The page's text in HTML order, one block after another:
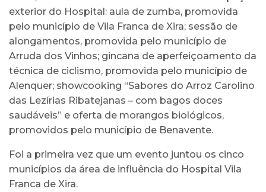
exterior do Hospital: aula de zumba, promovida
pelo município de Vila Franca de Xira; sessão de
alongamentos, promovida pelo município de
Arruda dos Vinhos; gincana de aperfeiçoamento da
técnica de ciclismo, promovida pelo município de
Alenquer; showcooking “Sabores do Arroz Carolino
das Lezírias Ribatejanas – com bagos doces
saudáveis” e oferta de morangos biológicos,
promovidos pelo município de Benavente.
Foi a primeira vez que um evento juntou os cinco
municípios da área de influência do Hospital Vila
Franca de Xira.